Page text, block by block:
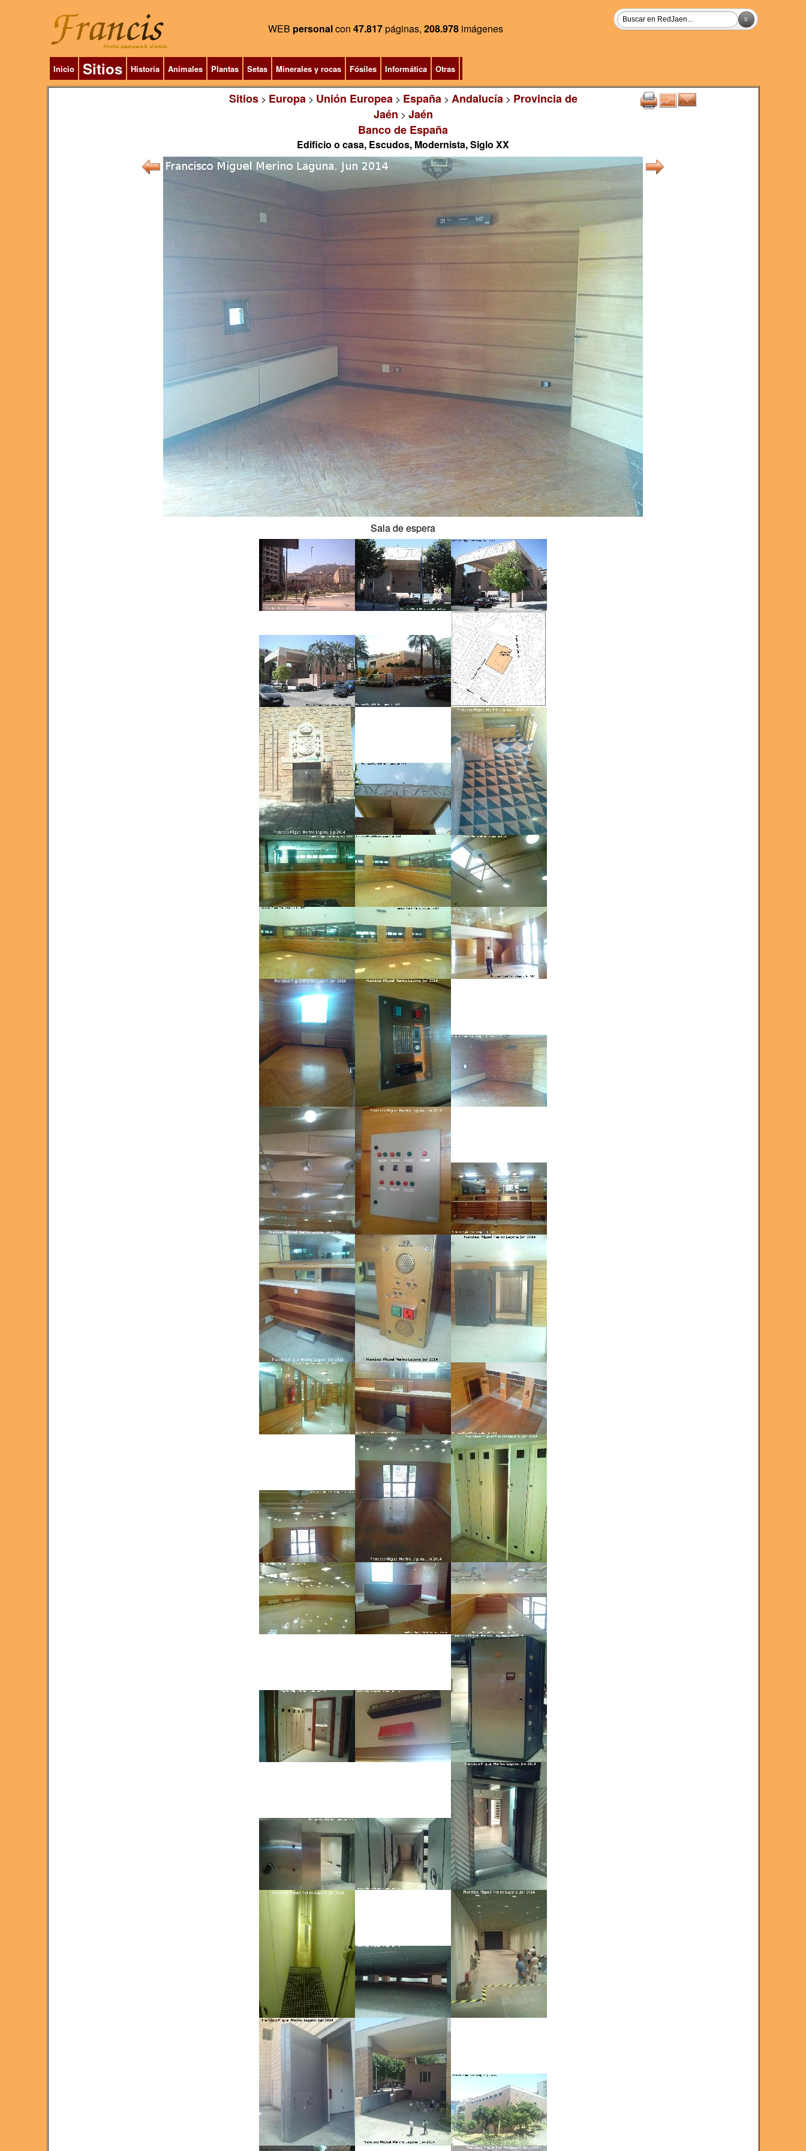
WEB personalcon 47.817páginas, 208.978 imágenes
Inicio Sitios Historia Animales Plantas Setas Minerales y rocas Fósiles Informática Otras
Sitios> Europa> Unión Europea> España> Andalucía> Provincia de
Jaén > Jaén
Banco de España
Edificio o casa, Escudos, Modernista, Siglo XX
Sala de espera